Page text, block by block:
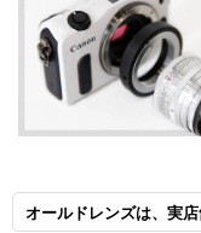
オールドレンズは、実